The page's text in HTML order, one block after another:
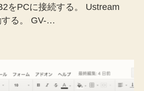
をPCに接続する。 Ustream
する。 GV-…